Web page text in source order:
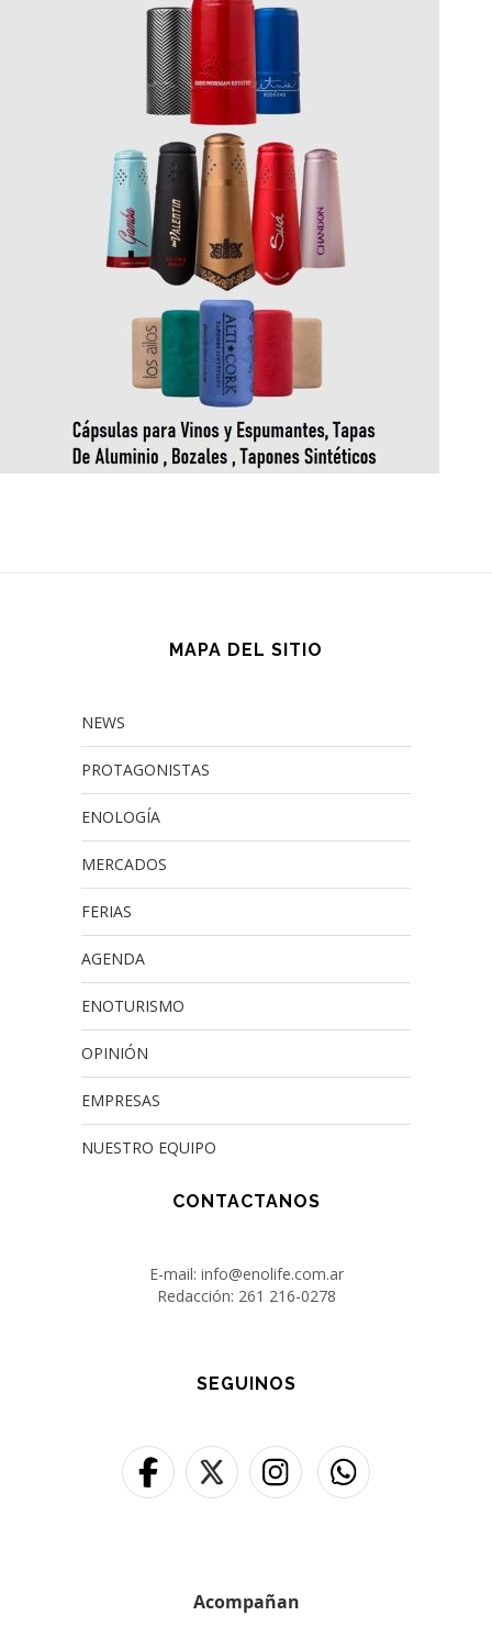
MAPA DEL SITIO
NEWS
PROTAGONISTAS
ENOLOGÍA
MERCADOS
FERIAS
AGENDA
ENOTURISMO
OPINIÓN
EMPRESAS
NUESTRO EQUIPO
CONTACTANOS
E-mail: info@enolife.com.ar
Redacción: 261 216-0278
SEGUINOS
Acompañan